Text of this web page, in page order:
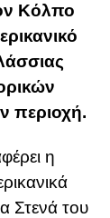
Κόλπο
περιοχή.
η
Στενά του